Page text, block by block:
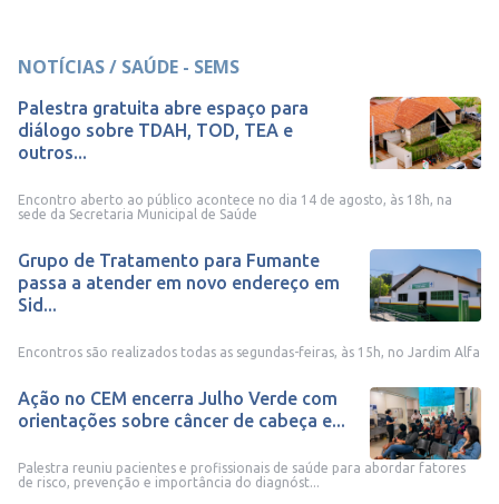
NOTÍCIAS / SAÚDE - SEMS
Palestra gratuita abre espaço para
diálogo sobre TDAH, TOD, TEA e
outros...
Encontro aberto ao público acontece no dia 14 de agosto, às 18h, na
sede da Secretaria Municipal de Saúde
Grupo de Tratamento para Fumante
passa a atender em novo endereço em
Sid...
Encontros são realizados todas as segundas-feiras, às 15h, no Jardim Alfa
Ação no CEM encerra Julho Verde com
orientações sobre câncer de cabeça e...
Palestra reuniu pacientes e profissionais de saúde para abordar fatores
de risco, prevenção e importância do diagnóst...